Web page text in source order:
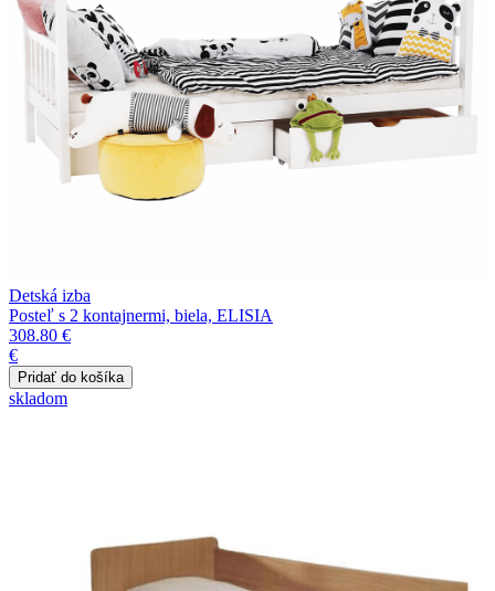
Detská izba
Posteľ s 2 kontajnermi, biela, ELISIA
308.80 €
€
skladom